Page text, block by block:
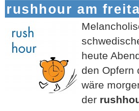
rushhour am
heute
den Opfern
wäre
der